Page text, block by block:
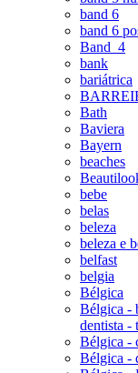
band 6
band 6
Band_4
bank
bariátrica
Bath
Baviera
Bayern
beaches
bebe
belas
beleza
beleza e
belfast
belgia
Bélgica
Bélgica -
dentista -
Bélgica -
Bélgica -